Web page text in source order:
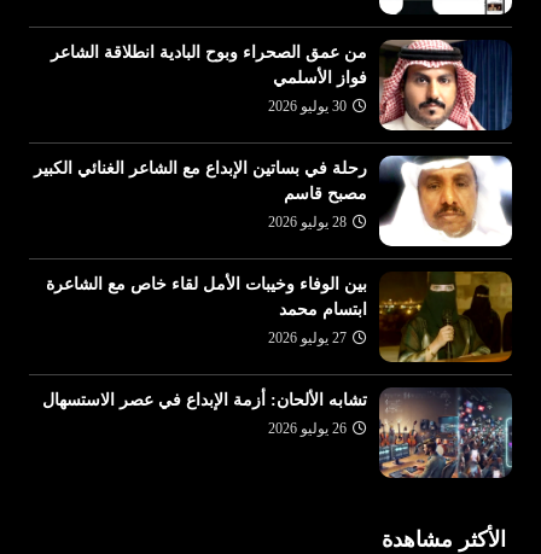
من عمق الصحراء وبوح البادية انطلاقة الشاعر
فواز الأسلمي
30 يوليو 2026
رحلة في بساتين الإبداع مع الشاعر الغنائي الكبير
مصبح قاسم
28 يوليو 2026
بين الوفاء وخيبات الأمل لقاء خاص مع الشاعرة
ابتسام محمد
27 يوليو 2026
تشابه الألحان: أزمة الإبداع في عصر الاستسهال
26 يوليو 2026
الأكثر مشاهدة